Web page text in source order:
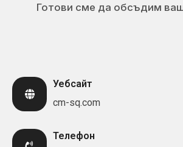
Готови сме да обсъдим
Уебсайт
cm-sq.com
Телефон